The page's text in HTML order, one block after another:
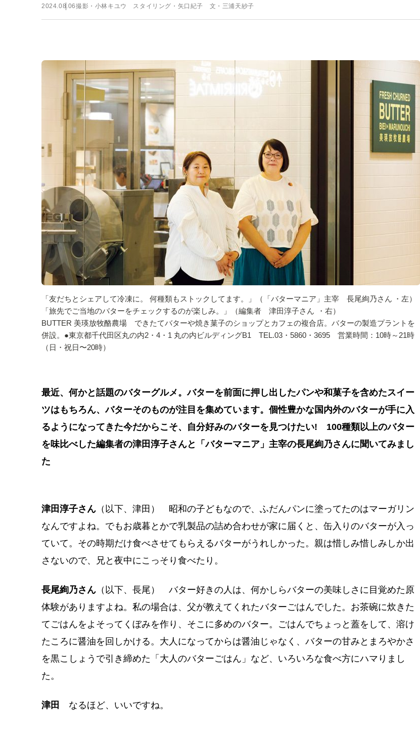
2024.08.06撮影・小林キユウ スタイリング・矢口紀子 文・三浦天紗子
「友だちとシェアして冷凍に。 何種類もストックしてます。」（「バターマニア」主宰 長尾絢乃さん ・左）
「旅先でご当地のバターをチェックするのが楽しみ。」（編集者 津田淳子さん ・右）
BUTTER 美瑛放牧酪農場 できたてバターや焼き菓子のショップとカフェの複合店。バターの製造プラントを
併設。●東京都千代田区丸の内2・4・1 丸の内ビルディングB1 TEL.03・5860・3695 営業時間：10時～21時
（日・祝日〜20時）
最近、何かと話題のバターグルメ。バターを前面に押し出したパンや和菓子を含めたスイー
ツはもちろん、バターそのものが注目を集めています。個性豊かな国内外のバターが手に入
るようになってきた今だからこそ、自分好みのバターを見つけたい! 100種類以上のバター
を味比べした編集者の津田淳子さんと「バターマニア」主宰の長尾絢乃さんに聞いてみまし
た
津田淳子さん （以下、津田） 昭和の子どもなので、ふだんパンに塗ってたのはマーガリン
なんですよね。でもお歳暮とかで乳製品の詰め合わせが家に届くと、缶入りのバターが入っ
ていて。その時期だけ食べさせてもらえるバターがうれしかった。親は惜しみ惜しみしか出
さないので、兄と夜中にこっそり食べたり。
長尾絢乃さん （以下、長尾） バター好きの人は、何かしらバターの美味しさに目覚めた原
体験がありますよね。私の場合は、父が教えてくれたバターごはんでした。お茶碗に炊きた
てごはんをよそってくぼみを作り、そこに多めのバター。ごはんでちょっと蓋をして、溶け
たころに醤油を回しかける。大人になってからは醤油じゃなく、バターの甘みとまろやかさ
を黒こしょうで引き締めた「大人のバターごはん」など、いろいろな食べ方にハマりまし
た。
津田 なるほど、いいですね。